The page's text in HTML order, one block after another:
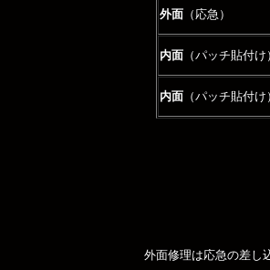
外面（応急）
内面（パッチ貼付け
内面（パッチ貼付け
外面修理は応急の差し